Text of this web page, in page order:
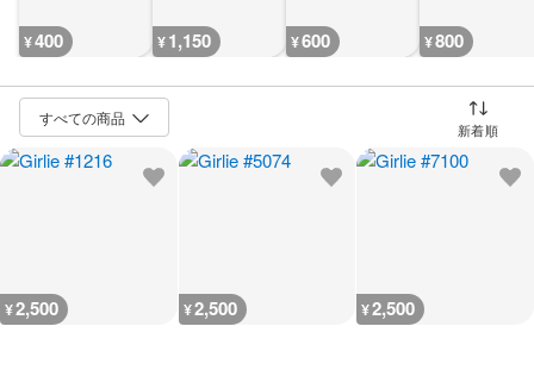
¥400 ¥1,150 ¥600 ¥800
並び替え
¥2,500 ¥2,500 ¥2,500